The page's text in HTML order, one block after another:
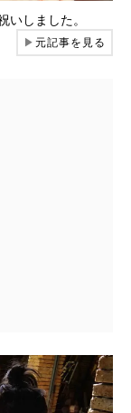
しました。
▶元記事を見る